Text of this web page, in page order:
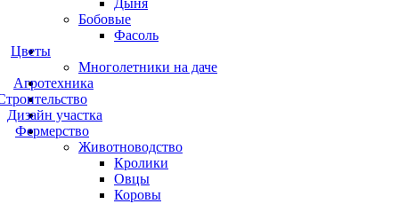
Дыня
Бобовые
Фасоль
Цветы
Многолетники на даче
Агротехника
Дизайн участка
Фермерство
Животноводство
Кролики
Овцы
Коровы